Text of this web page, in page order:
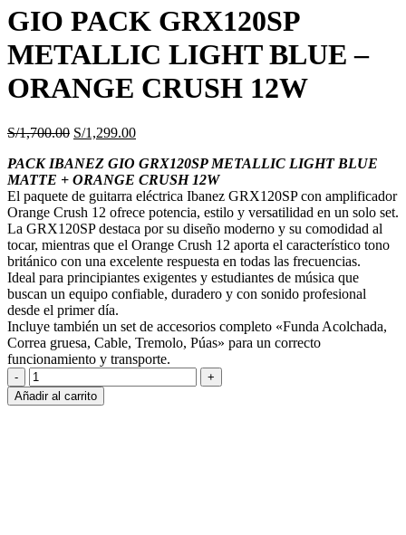
era:
S/1,700.00.
es:
S/1,299.00.
GIO PACK GRX120SP
METALLIC LIGHT BLUE –
ORANGE CRUSH 12W
S/1,700.00 El
original
era:
S/1,700.00.
S/1,299.00El
actual
es:
S/1,299.00.
PACK IBANEZ GIO GRX120SP METALLIC LIGHT BLUE
MATTE + ORANGE CRUSH 12W
El paquete de guitarra eléctrica Ibanez GRX120SP con amplificador
Orange Crush 12 ofrece potencia, estilo y versatilidad en un solo set.
La GRX120SP destaca por su diseño moderno y su comodidad al
tocar, mientras que el Orange Crush 12 aporta el característico tono
británico con una excelente respuesta en todas las frecuencias.
Ideal para principiantes exigentes y estudiantes de música que
buscan un equipo confiable, duradero y con sonido profesional
desde el primer día.
Incluye también un set de accesorios completo «Funda Acolchada,
Correa gruesa, Cable, Tremolo, Púas» para un correcto
funcionamiento y transporte.
GIO
PACK
GRX120SP
Añadir al carrito